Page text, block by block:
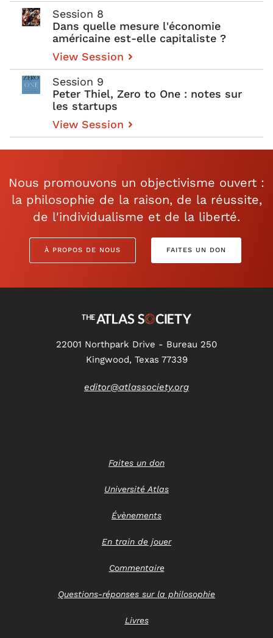
Session 8
Dans quelle mesure l'économie
américaine est-elle capitaliste ?
View Session
Session 9
Peter Thiel, Zero to One : notes sur
les startups
View Session
Nous promouvons un objectivisme ouvert :
la philosophie de la raison, de la réussite,
de l'individualisme et de la liberté.
À PROPOS DE NOUS FAITES UN DON
22001 Northpark Drive - Bureau 250
Kingwood, Texas 77339
editor@atlassociety.org
Faites un don
Université Atlas
Évènements
En train de jouer
Commentaire
Questions-réponses sur la philosophie
Livres